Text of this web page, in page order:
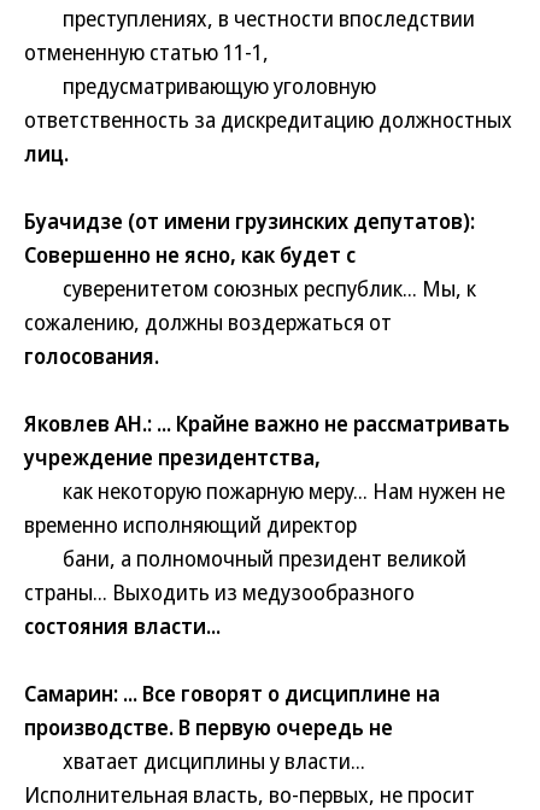
преступлениях, в честности впоследствии
отмененную статью 11-1,
предусматривающую уголовную
ответственность за дискредитацию должностных
лиц.
Буачидзе (от имени грузинских депутатов):
Совершенно не ясно, как будет с
суверенитетом союзных республик... Мы, к
сожалению, должны воздержаться от
голосования.
Яковлев АН.: ... Крайне важно не рассматривать
учреждение президентства,
как некоторую пожарную меру... Нам нужен не
временно исполняющий директор
бани, а полномочный президент великой
страны... Выходить из медузообразного
состояния власти...
Самарин: ... Все говорят о дисциплине на
производстве. В первую очередь не
хватает дисциплины у власти...
Исполнительная власть, во-первых, не просит